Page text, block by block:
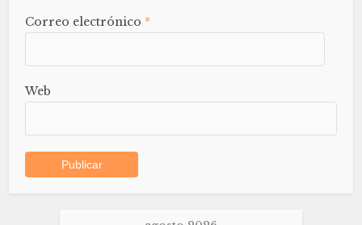
Correo electrónico *
Web